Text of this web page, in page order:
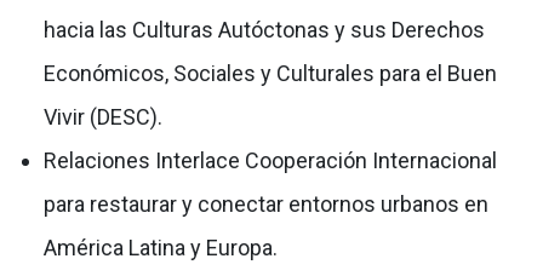
hacia las Culturas Autóctonas y sus Derechos
Económicos, Sociales y Culturales para el Buen
Vivir (DESC).
Relaciones Interlace Cooperación Internacional
para restaurar y conectar entornos urbanos en
América Latina y Europa.